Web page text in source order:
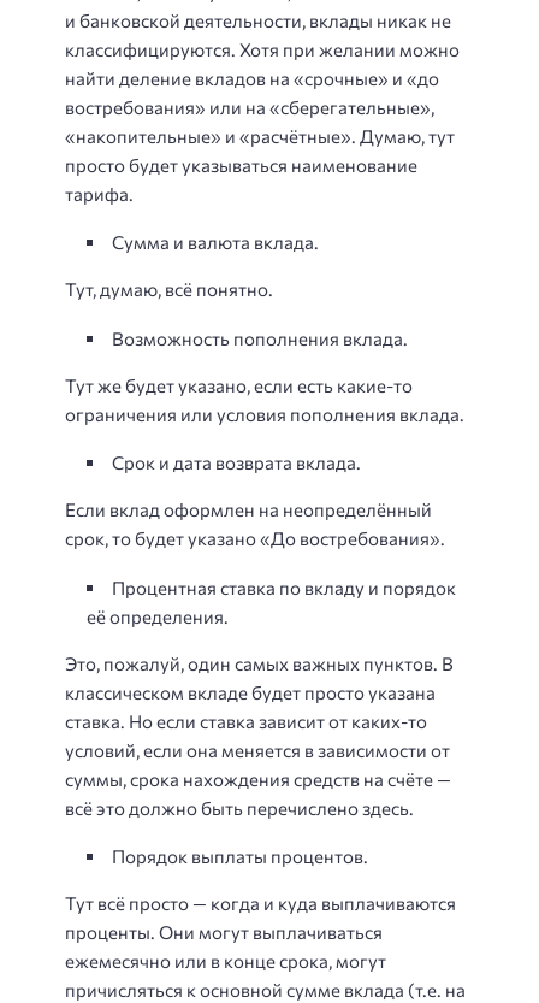
и банковской деятельности, вклады никак не
классифицируются. Хотя при желании можно
найти деление вкладов на «срочные» и «до
востребования» или на «сберегательные»,
«накопительные» и «расчётные». Думаю, тут
просто будет указываться наименование
тарифа.
Сумма и валюта вклада.
Тут, думаю, всё понятно.
Возможность пополнения вклада.
Тут же будет указано, если есть какие-то
ограничения или условия пополнения вклада.
Срок и дата возврата вклада.
Если вклад оформлен на неопределённый
срок, то будет указано «До востребования».
Процентная ставка по вкладу и порядок
её определения.
Это, пожалуй, один самых важных пунктов. В
классическом вкладе будет просто указана
ставка. Но если ставка зависит от каких-то
условий, если она меняется в зависимости от
суммы, срока нахождения средств на счёте —
всё это должно быть перечислено здесь.
Порядок выплаты процентов.
Тут всё просто — когда и куда выплачиваются
проценты. Они могут выплачиваться
ежемесячно или в конце срока, могут
причисляться к основной сумме вклада (т.е. на